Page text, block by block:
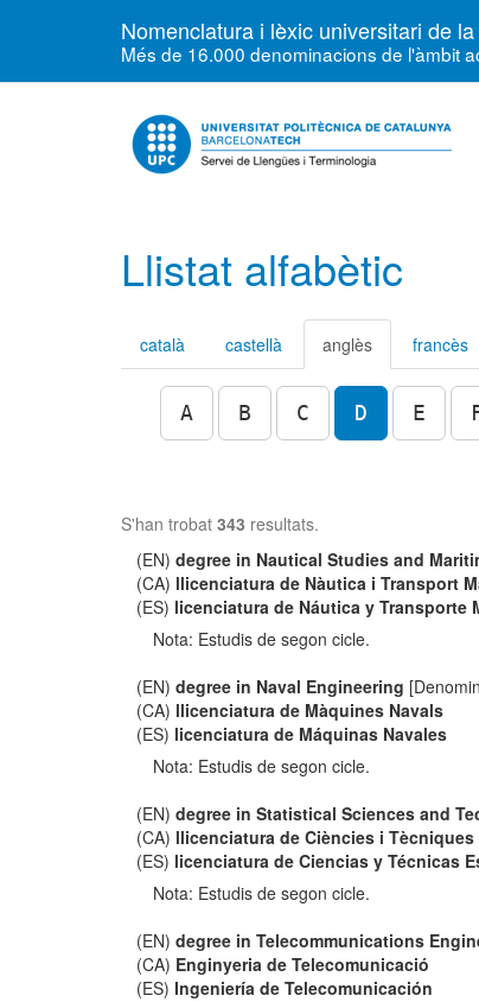
Nomenclatura i lèxic universitari de
Més de 16.000 denominacions de l'àmbit
Llistat alfabètic
català castellà anglès francès
A B C D E
S'han trobat 343 resultats.
(EN)degree in Nautical Studies and
(CA) llicenciatura de Nàutica i Transport
(ES) licenciatura de Náutica y Transporte
Nota: Estudis de segon cicle.
(EN)degree in Naval Engineering
(CA) llicenciatura de Màquines Navals
(ES) licenciatura de Máquinas Navales
Nota: Estudis de segon cicle.
(EN)degree in Statistical Sciences and
(CA) llicenciatura de Ciències i
(ES) licenciatura de Ciencias y Técnicas
Nota: Estudis de segon cicle.
(EN)degree in Telecommunications
(CA) Enginyeria de Telecomunicació
(ES)Ingeniería de Telecomunicación